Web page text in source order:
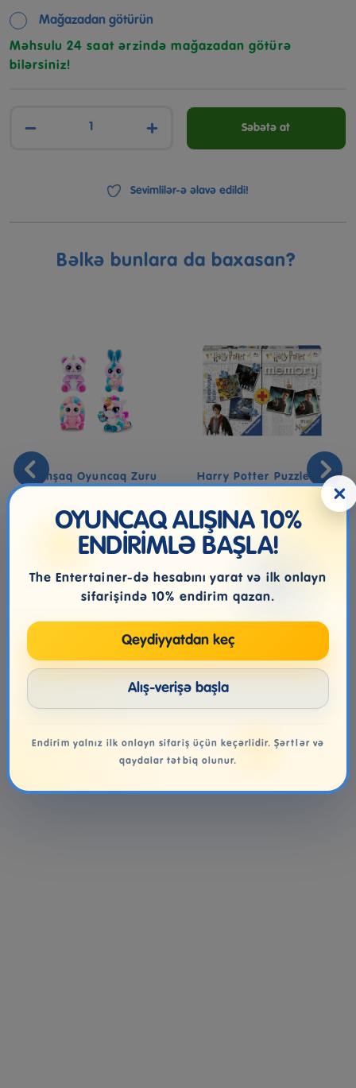
Mağazadan götürün
Məhsulu 24 saat ərzində mağazadan götürə
bilərsiniz!
− + Səbətə at
Sevimlilər-ə əlavə edildi!
Bəlkə bunlara da baxasan?
Yumşaq Oyuncaq Zuru
Coco Cones-Coco Friends
15.99₼
Harry Potter Puzzle Və
Yaddaş Oyunu Dəsti
31.99₼
×
OYUNCAQ ALIŞINA 10%
ENDİRİMLƏ BAŞLA!
The Entertainer-də hesabını yarat və ilk onlayn
sifarişində 10% endirim qazan.
Qeydiyyatdan keç
Alış-verişə başla
Endirim yalnız ilk onlayn sifariş üçün keçərlidir. Şərtlər və
qaydalar tətbiq olunur.